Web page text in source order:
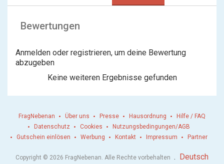
Bewertungen
Anmelden oder registrieren, um deine Bewertung
abzugeben
Keine weiteren Ergebnisse gefunden
FragNebenan Über uns Presse Hausordnung
Hilfe / FAQ
Datenschutz
Cookies
Nutzungsbedingungen/AGB
Gutschein einlösen
Werbung Kontakt Impressum Partner
Copyright © 2026 FragNebenan. Alle Rechte vorbehalten . Deutsch